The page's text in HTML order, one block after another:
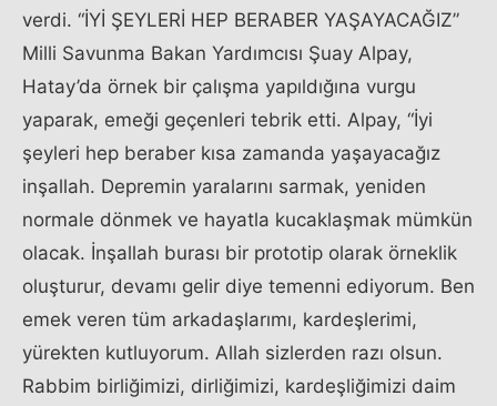
verdi. “İYİ ŞEYLERİ HEP BERABER YAŞAYACAĞIZ”
Milli Savunma Bakan Yardımcısı Şuay Alpay,
Hatay’da örnek bir çalışma yapıldığına vurgu
yaparak, emeği geçenleri tebrik etti. Alpay, “İyi
şeyleri hep beraber kısa zamanda yaşayacağız
inşallah. Depremin yaralarını sarmak, yeniden
normale dönmek ve hayatla kucaklaşmak mümkün
olacak. İnşallah burası bir prototip olarak örneklik
oluşturur, devamı gelir diye temenni ediyorum. Ben
emek veren tüm arkadaşlarımı, kardeşlerimi,
yürekten kutluyorum. Allah sizlerden razı olsun.
Rabbim birliğimizi, dirliğimizi, kardeşliğimizi daim